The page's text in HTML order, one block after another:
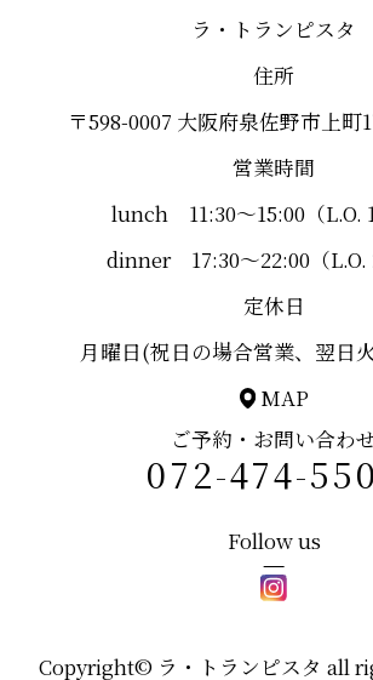
ラ・トランピスタ
住所
〒598-0007 大阪府泉佐野市上町
営業時間
lunch 11:30～15:00（L.O.
dinner 17:30～22:00（L.O.
定休日
月曜日(祝日の場合営業、翌日
MAP
ご予約・お問い合わ
072-474-
Follow us
Copyright© ラ・トランピスタ all